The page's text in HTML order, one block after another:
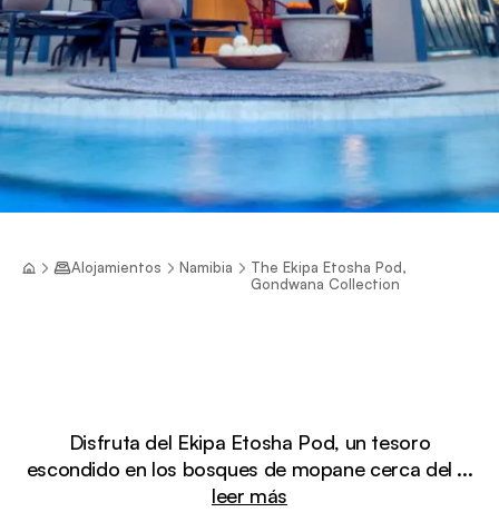
Alojamientos Namibia
The Ekipa Etosha Pod,
Gondwana Collection
Disfruta del Ekipa Etosha Pod, un tesoro
escondido en los bosques de mopane cerca del ...
leer más